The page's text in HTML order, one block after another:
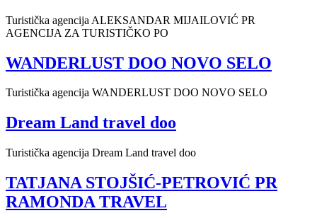
Turistička agencija ALEKSANDAR MIJAILOVIĆ PR
AGENCIJA ZA TURISTIČKO PO
WANDERLUST DOO NOVO SELO
Turistička agencija WANDERLUST DOO NOVO SELO
Dream Land travel doo
Turistička agencija Dream Land travel doo
TATJANA STOJŠIĆ-PETROVIĆ PR
RAMONDA TRAVEL